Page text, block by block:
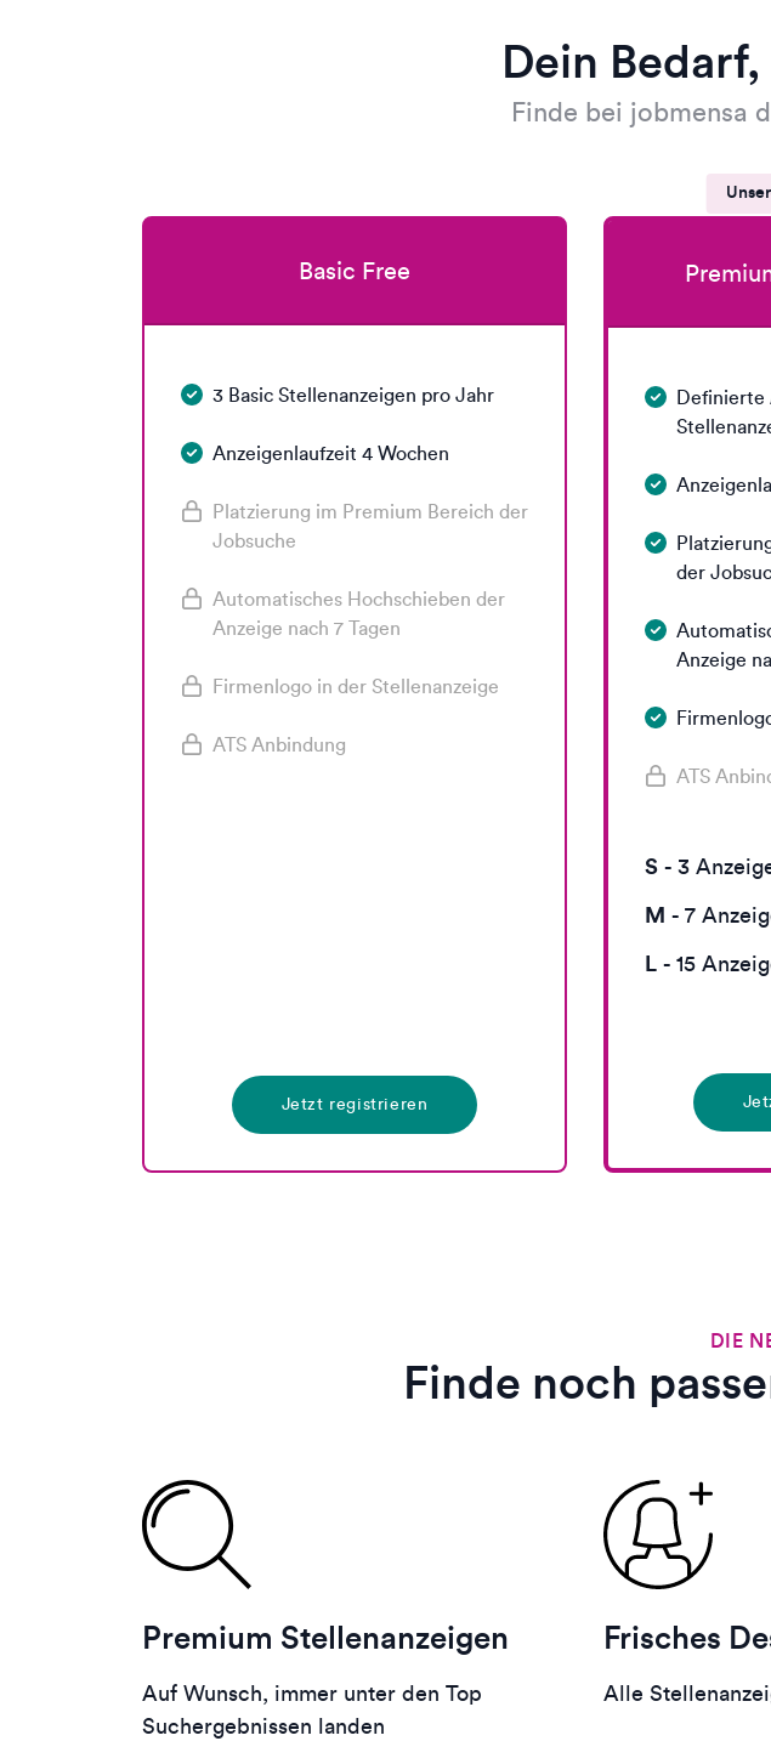
Dein
Finde bei jobmensa
Basic Free
3 Basic Stellenanzeigen pro Jahr
Anzeigenlaufzeit 4 Wochen
Platzierung im Premium Bereich der
Jobsuche
Automatisches Hochschieben der
Anzeige nach 7 Tagen
Firmenlogo in der Stellenanzeige
ATS Anbindung
Jetzt registrieren
Definierte
der
Anzeige
ATS
S - 3
M - 7
L - 15
DIE
Finde noch
Premium Stellenanzeigen
Auf Wunsch, immer unter den Top
Suchergebnissen landen
Frisches
Alle